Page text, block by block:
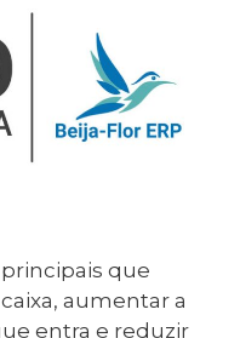
que
aumentar a
entra e reduzir